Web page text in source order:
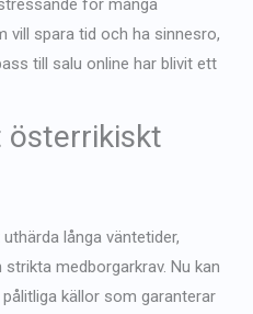
vill spara tid och ha sinnesro,
till salu online har blivit ett
österrikiskt
långa väntetider,
medborgarkrav. Nu kan
källor som garanterar